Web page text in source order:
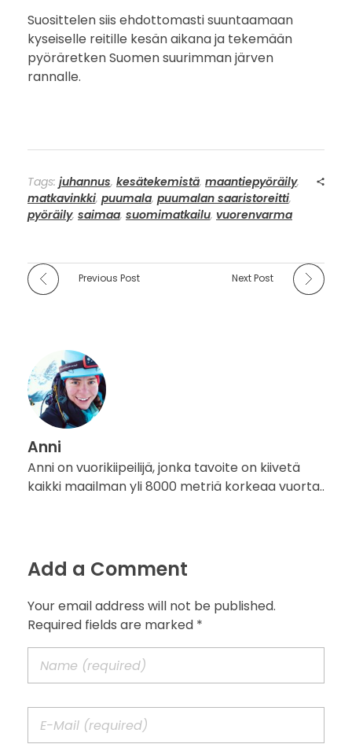
Suosittelen siis ehdottomasti suuntaamaan
kyseiselle reitille kesän aikana ja tekemään
pyöräretken Suomen suurimman järven
rannalle.
Tags: juhannus, kesätekemistä, maantiepyöräily,
matkavinkki, puumala, puumalan saaristoreitti,
pyöräily, saimaa, suomimatkailu, vuorenvarma
Previous Post Next Post
Anni
Anni on vuorikiipeilijä, jonka tavoite on kiivetä
kaikki maailman yli 8000 metriä korkeaa vuorta..
Add a Comment
Your email address will not be published.
Required fields are marked *